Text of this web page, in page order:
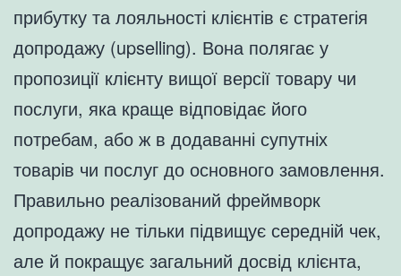
прибутку та лояльності клієнтів є стратегія
допродажу (upselling). Вона полягає у
пропозиції клієнту вищої версії товару чи
послуги, яка краще відповідає його
потребам, або ж в додаванні супутніх
товарів чи послуг до основного замовлення.
Правильно реалізований фреймворк
допродажу не тільки підвищує середній чек,
але й покращує загальний досвід клієнта,